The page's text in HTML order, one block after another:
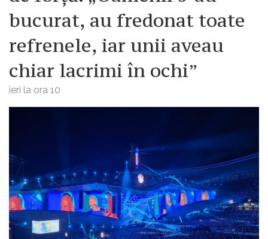
bucurat, au fredonat toate
refrenele, iar unii aveau
chiar lacrimi în ochi”
ieri la ora 10